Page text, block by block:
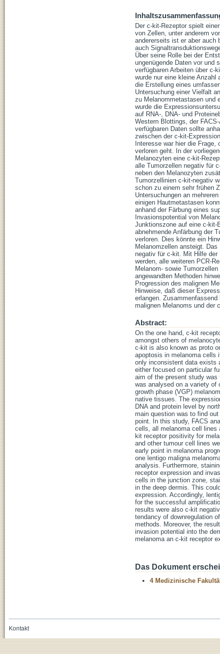
Der c-kit-Rezeptor spielt
von Zellen, unter anderem
andererseits ist er aber auch
auch
Über seine Rolle bei der
ungenügende Daten vor und
verfügbaren Arbeiten über c-
wurde nur eine kleine Anzahl
die Erstellung eines
Untersuchung einer Vielfalt
zu Melanommetastasen und
wurde die
auf RNA-, DNA- und
Western Blottings, der
verfügbaren Daten sollte
zwischen der c-kit-
Interesse war hier die
verloren geht. In der
Melanozyten eine c-kit-
alle Tumorzellen negativ für
neben den Melanozyten
Tumorzellinien c-kit-negativ
schon zu einem sehr frühen
Untersuchungen an
einigen Hautmetastasen
anhand der Färbung eines
Invasionspotential von
Junktionszone auf eine c-kit-
abnehmende Anfärbung der
verloren. Dies könnte ein
Melanomzellen ansteigt.
negativ für c-kit. Mit Hilfe der
werden, alle weiteren PCR-
Melanom- sowie
angewandten Methoden
Progression des malignen
Hinweise, daß dieser
erlangen.
malignen Melanoms und der
Abstract:
On the one hand, c-kit
amongst others of
c-kit is also known as proto
apoptosis in melanoma cells
only inconsistent data exists
either focused on particular
aim of the present study
was analysed on a variety of
growth phase (VGP)
native tissues. The
DNA and protein level by
main question was to find
point. In this study, FACS
cells, all melanoma cell lines
kit receptor positivity for
and other tumour cell lines
early point in melanoma
one lentigo maligna
analysis. Furthermore,
receptor expression and
cells in the junction zone,
in the deep dermis. This
expression. Accordingly,
for the successful
results were also c-kit
tendancy of downregulation
methods. Moreover, the
invasion potential into the
melanoma an c-kit receptor
Das Dokument
4 Medizinische
Kontakt